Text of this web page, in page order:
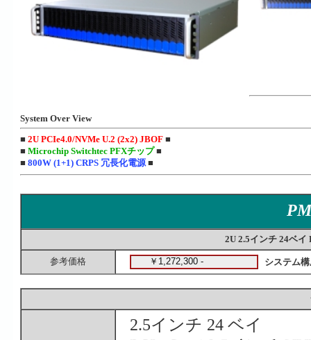
System Over View
■2U PCIe4.0/NVMe U.2 (2x2) JBOF■
■Microchip Switchtec PFXチップ■
■ 800W (1+1) CRPS 冗長化電源■
2U 2.5インチ 24ベイ
参考価格 システム
2.5インチ 24 ベイ